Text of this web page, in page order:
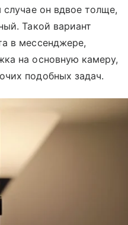
он вдвое толще,
Такой вариант
в мессенджере,
на основную камеру,
подобных задач.